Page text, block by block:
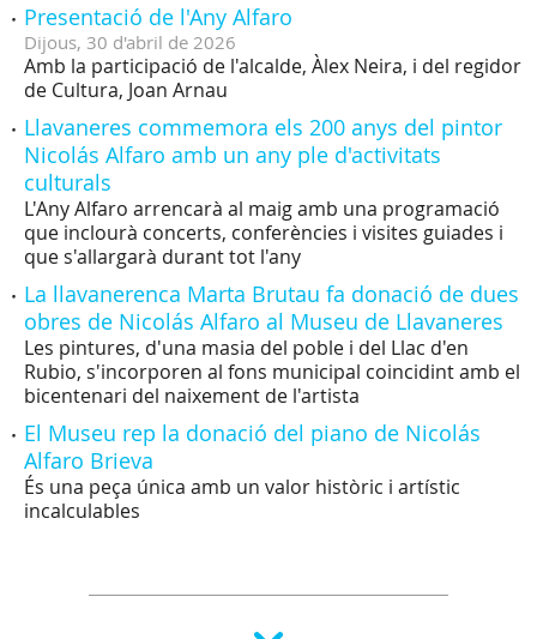
Presentació de l'Any Alfaro
Dijous, 30 d'abril de 2026
Amb la participació de l'alcalde, Àlex Neira, i del regidor
de Cultura, Joan Arnau
Llavaneres commemora els 200 anys del pintor
Nicolás Alfaro amb un any ple d'activitats
culturals
L'Any Alfaro arrencarà al maig amb una programació
que inclourà concerts, conferències i visites guiades i
que s'allargarà durant tot l'any
La llavanerenca Marta Brutau fa donació de dues
obres de Nicolás Alfaro al Museu de Llavaneres
Les pintures, d'una masia del poble i del Llac d'en
Rubio, s'incorporen al fons municipal coincidint amb el
bicentenari del naixement de l'artista
El Museu rep la donació del piano de Nicolás
Alfaro Brieva
És una peça única amb un valor històric i artístic
incalculables